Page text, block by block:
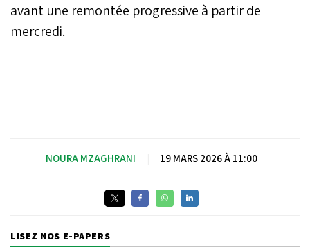
avant une remontée progressive à partir de
mercredi.
NOURA MZAGHRANI 19 MARS 2026 À 11:00
LISEZ NOS E-PAPERS